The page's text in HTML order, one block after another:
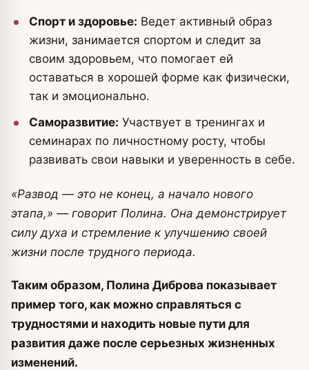
Спорт и здоровье: Ведет активный образ
жизни, занимается спортом и следит за
своим здоровьем, что помогает ей
оставаться в хорошей форме как физически,
так и эмоционально.
Саморазвитие: Участвует в тренингах и
семинарах по личностному росту, чтобы
развивать свои навыки и уверенность в себе.
«Развод — это не конец, а начало нового
этапа,» — говорит Полина. Она демонстрирует
силу духа и стремление к улучшению своей
жизни после трудного периода.
Таким образом, Полина Диброва показывает
пример того, как можно справляться с
трудностями и находить новые пути для
развития даже после серьезных жизненных
изменений.